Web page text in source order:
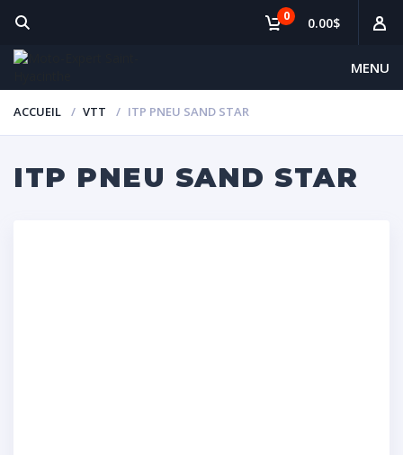
MENU
0 0.00$
ACCUEIL VTT ITP PNEU SAND STAR
ITP PNEU SAND STAR